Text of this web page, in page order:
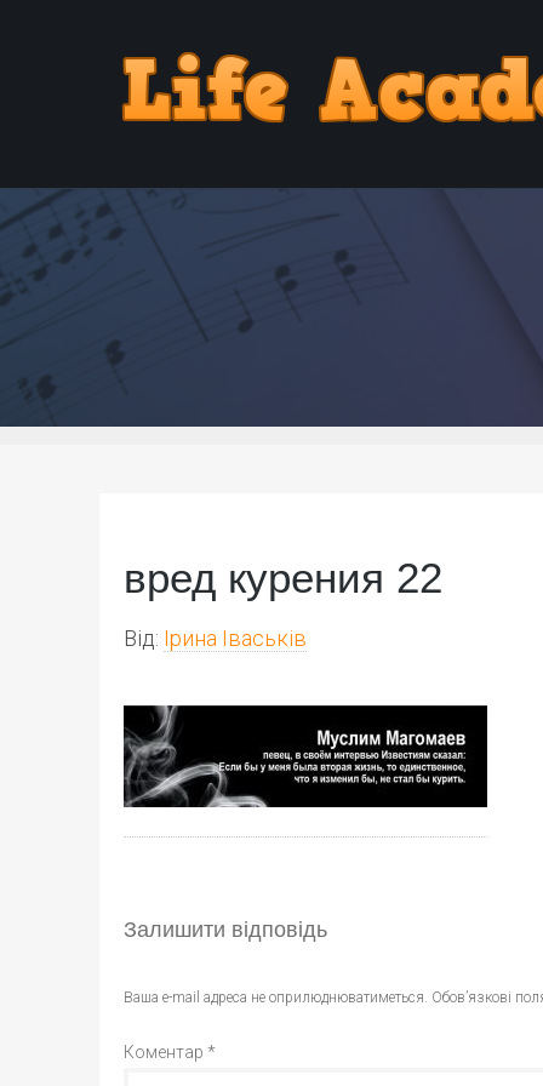
вред курения 22
Від: Ірина Іваськів
Залишити відповідь
Ваша e-mail адреса не оприлюднюватиметься. Обов’язкові
Коментар *